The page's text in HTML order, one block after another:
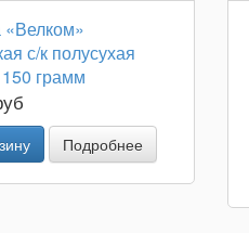
«Велком»
с/к полусухая
грамм
Подробнее